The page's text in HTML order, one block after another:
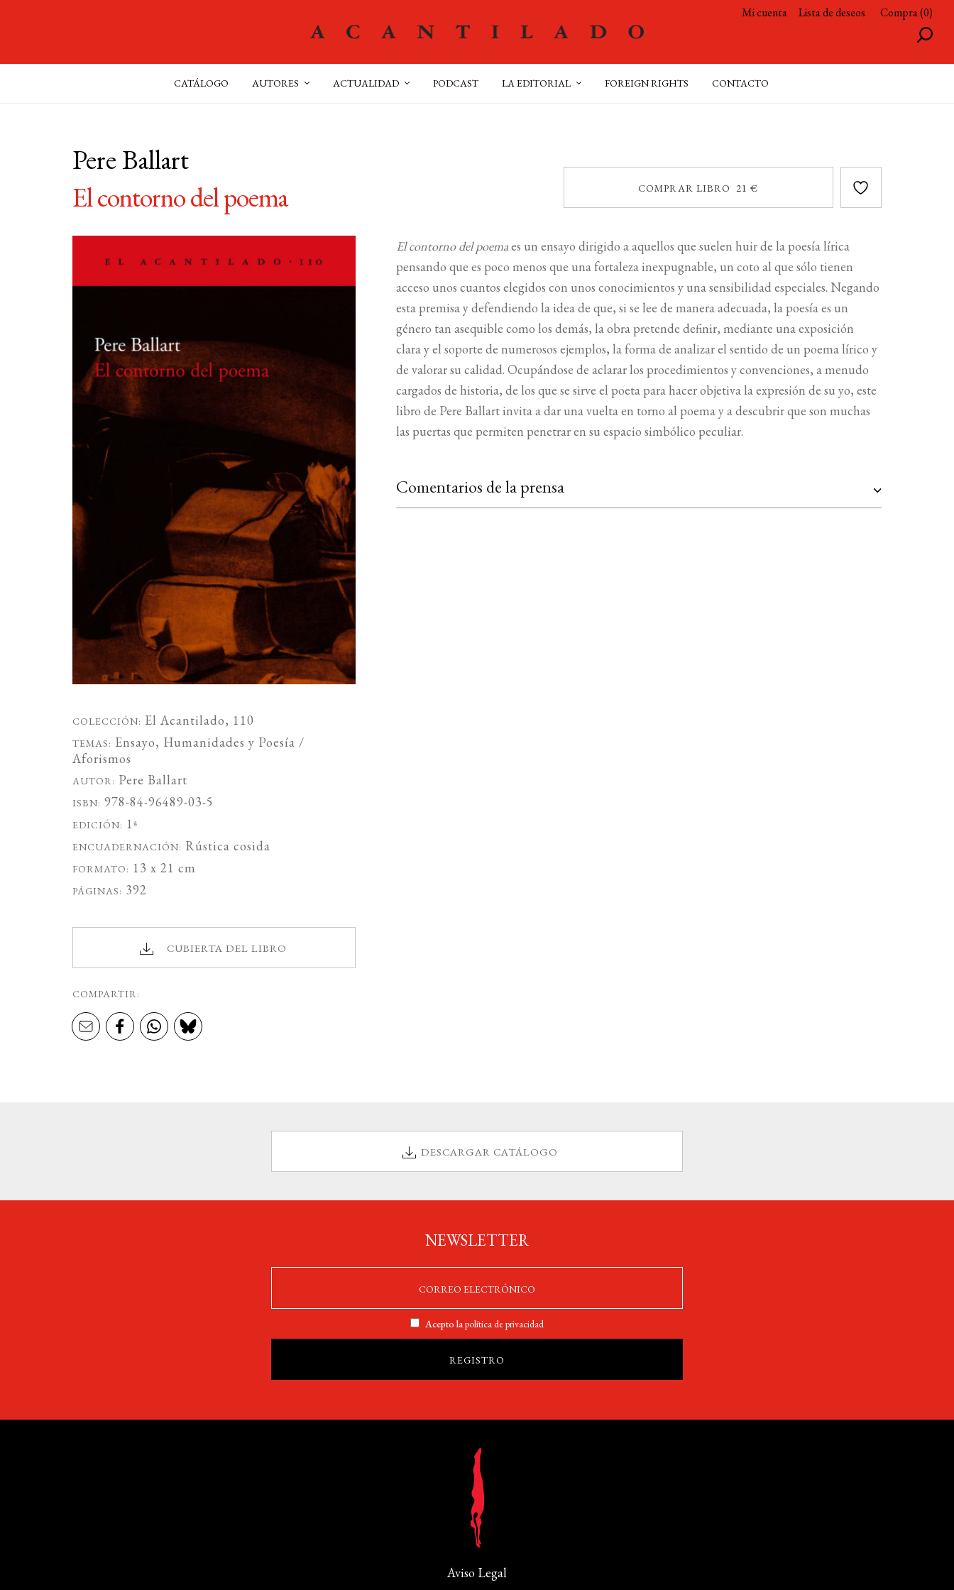
Mi cuenta Lista de deseos Compra (0)
CATÁLOGO AUTORES ACTUALIDAD PODCAST LA EDITORIAL FOREIGN RIGHTS CONTACTO
Pere Ballart
El contorno del poema
COMPRAR LIBRO 21 €
COLECCIÓN: El Acantilado, 110
TEMAS: Ensayo, Humanidades y Poesía /
Aforismos
AUTOR: Pere Ballart
ISBN: 978-84-96489-03-5
EDICIÓN: 1ª
ENCUADERNACIÓN: Rústica cosida
FORMATO: 13 x 21 cm
PÁGINAS: 392
CUBIERTA DEL LIBRO
COMPARTIR:
El contorno del poemaes un ensayo dirigido a aquellos que suelen huir de la poesía lírica
pensando que es poco menos que una fortaleza inexpugnable, un coto al que sólo tienen
acceso unos cuantos elegidos con unos conocimientos y una sensibilidad especiales. Negando
esta premisa y defendiendo la idea de que, si se lee de manera adecuada, la poesía es un
género tan asequible como los demás, la obra pretende definir, mediante una exposición
clara y el soporte de numerosos ejemplos, la forma de analizar el sentido de un poema lírico y
de valorar su calidad. Ocupándose de aclarar los procedimientos y convenciones, a menudo
cargados de historia, de los que se sirve el poeta para hacer objetiva la expresión de su yo, este
libro de Pere Ballart invita a dar una vuelta en torno al poema y a descubrir que son muchas
las puertas que permiten penetrar en su espacio simbólico peculiar.
Comentarios de la prensa
DESCARGAR CATÁLOGO
NEWSLETTER
Acepto lapolítica de privacidad
Aviso Legal